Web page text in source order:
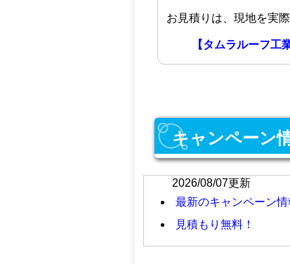
お見積りは、現地を実
【タムラルーフ
キャンペーン
2026/08/07更新
最新のキャンペーン情
見積もり無料！